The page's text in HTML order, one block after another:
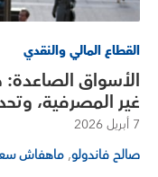
القطاع المالي والنقدي
الأسواق الصاعدة:
غير المصرفية،
7 أبريل 2026
صالح فاندولو, ماهفاش